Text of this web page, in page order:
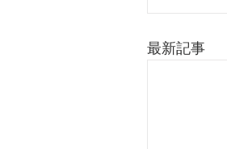
最新記事